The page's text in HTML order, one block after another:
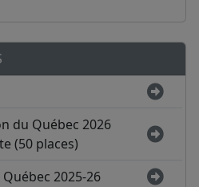
du Québec 2026
(50 places)
2025-26